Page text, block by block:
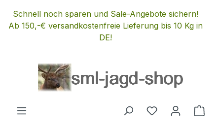
Zum Hauptinhalt springen
Schnell noch sparen und Sale-Angebote sichern!
Ab 150,-€ versandkostenfreie Lieferung bis 10 Kg in
DE!
Du hast 0